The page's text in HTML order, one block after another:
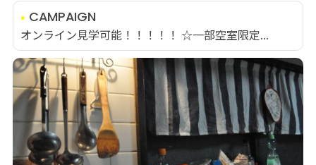
CAMPAIGN
オンライン見学可能！！！！！ ☆一部空室限定...